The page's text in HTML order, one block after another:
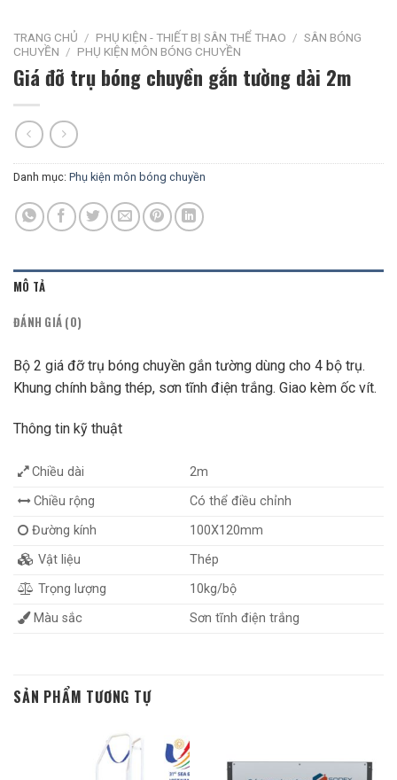
TRANG CHỦ / PHỤ KIỆN - THIẾT BỊ SÂN THỂ THAO / SÂN BÓNG
CHUYỀN / PHỤ KIỆN MÔN BÓNG CHUYỀN
Giá đỡ trụ bóng chuyền gắn tường dài 2m
Danh mục: Phụ kiện môn bóng chuyền
MÔ TẢ
ĐÁNH GIÁ (0)
Bộ 2 giá đỡ trụ bóng chuyền gắn tường dùng cho 4 bộ trụ.
Khung chính bằng thép, sơn tĩnh điện trắng. Giao kèm ốc vít.
Thông tin kỹ thuật
Chiều dài
2m
Chiều rộng
Có thể điều chỉnh
Đường kính
100X120mm
Vật liệu
Thép
Trọng lượng
10kg/bộ
Màu sắc
Sơn tĩnh điện trắng
SẢN PHẨM TƯƠNG TỰ